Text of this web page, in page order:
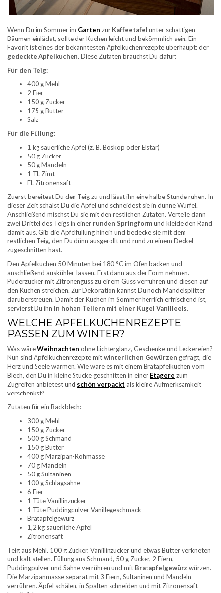
Wenn Du im Sommer im Garten zur Kaffeetafel unter schattigen
Bäumen einlädst, sollte der Kuchen leicht und bekömmlich sein. Ein
Favorit ist eines der bekanntesten Apfelkuchenrezepte überhaupt: der
gedeckte Apfelkuchen. Diese Zutaten brauchst Du dafür:
Für den Teig:
400 g Mehl
2 Eier
150 g Zucker
175 g Butter
Salz
Für die Füllung:
1 kg säuerliche Äpfel (z. B. Boskop oder Elstar)
50 g Zucker
50 g Mandeln
1 TL Zimt
EL Zitronensaft
Zuerst bereitest Du den Teig zu und lässt ihn eine halbe Stunde ruhen. In
dieser Zeit schälst Du die Äpfel und schneidest sie in dünne Würfel.
Anschließend mischst Du sie mit den restlichen Zutaten. Verteile dann
zwei Drittel des Teigs in einer runden Springformund kleide den Rand
damit aus. Gib die Apfelfüllung hinein und bedecke sie mit dem
restlichen Teig, den Du dünn ausgerollt und rund zu einem Deckel
zugeschnitten hast.
Den Apfelkuchen 50 Minuten bei 180 °C im Ofen backen und
anschließend auskühlen lassen. Erst dann aus der Form nehmen.
Puderzucker mit Zitronenguss zu einem Guss verrühren und diesen auf
den Kuchen streichen. Zur Dekoration kannst Du noch Mandelsplitter
darüberstreuen. Damit der Kuchen im Sommer herrlich erfrischend ist,
servierst Du ihn in hohen Tellern mit einer Kugel Vanilleeis.
WELCHE APFELKUCHENREZEPTE
PASSEN ZUM WINTER?
Was wäreWeihnachten ohne Lichterglanz, Geschenke und Leckereien?
Nun sind Apfelkuchenrezepte mitwinterlichen Gewürzen gefragt, die
Herz und Seele wärmen. Wie wäre es mit einem Bratapfelkuchen vom
Blech, den Du in kleine Stücke geschnitten in einer Etagere zum
Zugreifen anbietest und schön verpackt als kleine Aufmerksamkeit
verschenkst?
Zutaten für ein Backblech:
300 g Mehl
150 g Zucker
500 g Schmand
150 g Butter
400 g Marzipan-Rohmasse
70 g Mandeln
50 g Sultaninen
100 g Schlagsahne
6 Eier
1 Tüte Vanillinzucker
1 Tüte Puddingpulver Vanillegeschmack
Bratapfelgewürz
1,2 kg säuerliche Äpfel
Zitronensaft
Teig aus Mehl, 100 g Zucker, Vanillinzucker und etwas Butter verkneten
und kalt stellen. Füllung aus Schmand, 50 g Zucker, 2 Eiern,
Puddingpulver und Sahne verrühren und mit Bratapfelgewürz würzen.
Die Marzipanmasse separat mit 3 Eiern, Sultaninen und Mandeln
verrühren. Äpfel schälen, in Spalten schneiden und mit Zitronensaft